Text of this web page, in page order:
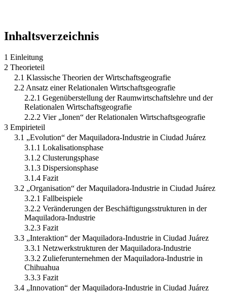
Inhaltsverzeichnis
1 Einleitung
2 Theorieteil
2.1 Klassische Theorien der Wirtschaftsgeografie
2.2 Ansatz einer Relationalen Wirtschaftsgeografie
2.2.1 Gegenüberstellung der Raumwirtschaftslehre und der
Relationalen Wirtschaftsgeografie
2.2.2 Vier „Ionen“ der Relationalen Wirtschaftsgeografie
3 Empirieteil
3.1 „Evolution“ der Maquiladora-Industrie in Ciudad Juárez
3.1.1 Lokalisationsphase
3.1.2 Clusterungsphase
3.1.3 Dispersionsphase
3.1.4 Fazit
3.2 „Organisation“ der Maquiladora-Industrie in Ciudad Juárez
3.2.1 Fallbeispiele
3.2.2 Veränderungen der Beschäftigungsstrukturen in der
Maquiladora-Industrie
3.2.3 Fazit
3.3 „Interaktion“ der Maquiladora-Industrie in Ciudad Juárez
3.3.1 Netzwerkstrukturen der Maquiladora-Industrie
3.3.2 Zulieferunternehmen der Maquiladora-Industrie in
Chihuahua
3.3.3 Fazit
3.4 „Innovation“ der Maquiladora-Industrie in Ciudad Juárez